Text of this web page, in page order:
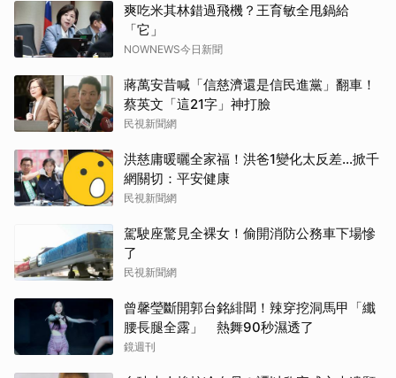
爽吃米其林錯過飛機？王育敏全甩鍋給
「它」
NOWNEWS今日新聞
蔣萬安昔喊「信慈濟還是信民進黨」翻車！
蔡英文「這21字」神打臉
民視新聞網
洪慈庸暖曬全家福！洪爸1變化太反差…掀千
網關切：平安健康
民視新聞網
駕駛座驚見全裸女！偷開消防公務車下場慘
了
民視新聞網
曾馨瑩斷開郭台銘緋聞！辣穿挖洞馬甲「纖
腰長腿全露」 熱舞90秒濕透了
鏡週刊